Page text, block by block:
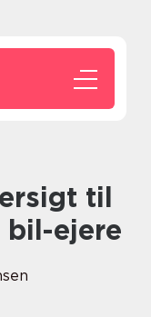
til
bil-ejere